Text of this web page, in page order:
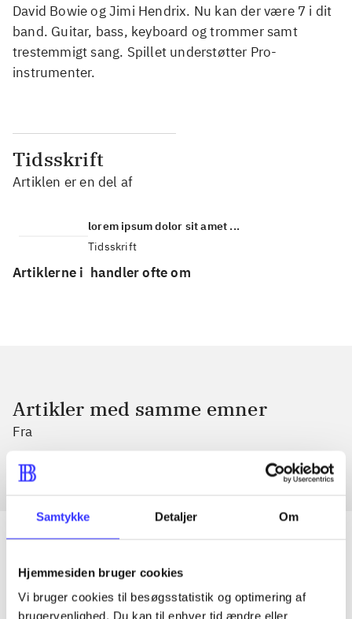
Samtykke Detaljer Om
Hjemmesiden bruger cookies
Vi bruger cookies til besøgsstatistik og optimering af
brugervenlighed. Du kan til enhver tid ændre eller
David Bowie og Jimi Hendrix. Nu kan der være 7 i dit
band. Guitar, bass, keyboard og trommer samt
trestemmigt sang. Spillet understøtter Pro-
instrumenter.
Tidsskrift
Artiklen er en del af
lorem ipsum dolor sit amet ...
Tidsskrift
Artiklerne i handler ofte om
Artikler med samme emner
Fra
Artikler
Alle registrerede artikler fordelt på udgivelser